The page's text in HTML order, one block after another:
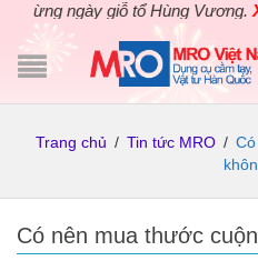
ngày giỗ tổ Hùng Vương.Xả
Trang chủ / Tin tức MRO /
Có nên mua thước